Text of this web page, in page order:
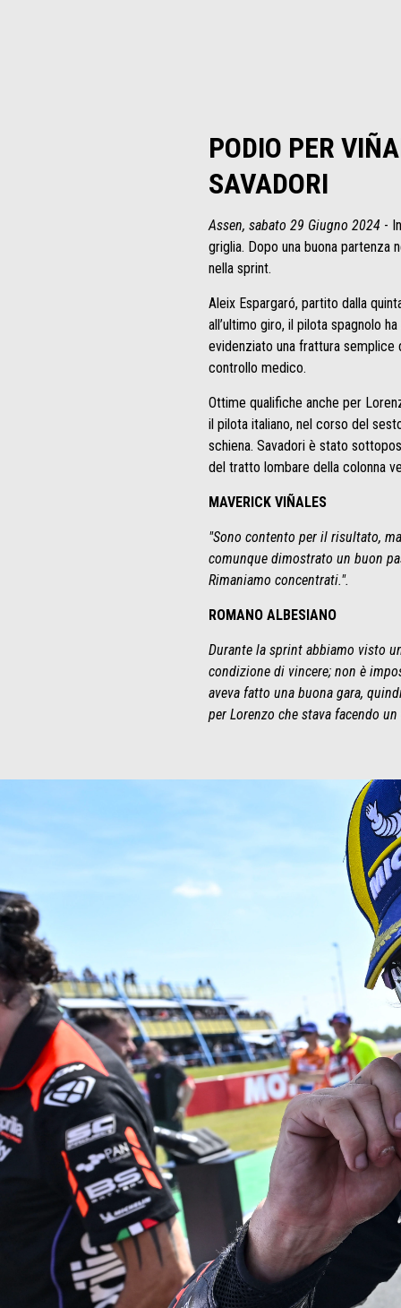
PODIO PER
SAVADORI
Assen, sabato 29 Giugno 2024 -
griglia. Dopo una buona partenza
nella sprint.
Aleix Espargaró, partito dalla
all’ultimo giro, il pilota spagnolo
evidenziato una frattura
controllo medico.
Ottime qualifiche anche per
il pilota italiano, nel corso del
schiena. Savadori è stato
del tratto lombare della colonna
MAVERICK VIÑALES
"Sono contento per il risultato,
comunque dimostrato un buon
Rimaniamo concentrati.".
ROMANO ALBESIANO
Durante la sprint abbiamo visto
condizione di vincere; non è
aveva fatto una buona gara,
per Lorenzo che stava facendo